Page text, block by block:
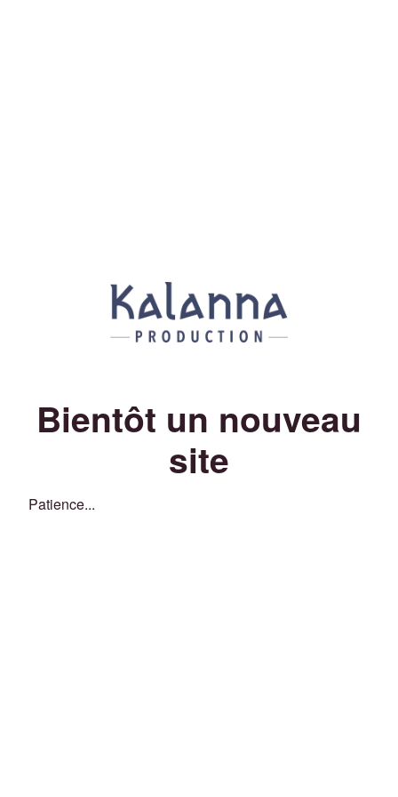
Bientôt un nouveau
site
Patience...